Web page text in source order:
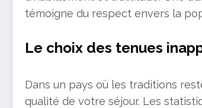
témoigne du respect envers la
Le choix des tenues
Dans un pays où les traditions
qualité de votre séjour. Les